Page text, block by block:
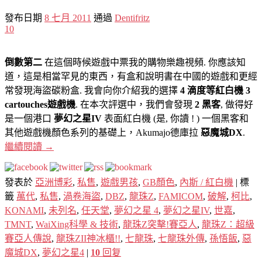
發布日期 8 七月 2011 通過 Dentifritz
10
倒數第二 在這個時候遊戲中票我的購物樂趣視頻. 你應該知
道，這是相當罕見的東西，有盒和說明書在中國的遊戲和更經
常發現海盜碳粉盒. 我會向你介紹我的選擇 4 滴度等紅白機 3
cartouches遊戲機. 在本次評選中，我們會發現 2 黑客, 做得好
是一個港口 夢幻之星IV 表面紅白機 (是, 你讀 ! ) 一個黑客和
其他遊戲機顏色系列的基礎上，Akumajo德庫拉 惡魔城DX.
繼續閱讀 →
發表於 亞洲博彩, 私售, 遊戲男孩, GB顏色, 內斯 / 紅白機 | 標
籤 萬代, 私售, 渦卷海盜, DBZ, 龍珠Z, FAMICOM, 破解, 柯比,
KONAMI, 未列名, 任天堂, 夢幻之星 4, 夢幻之星IV, 世嘉,
TMNT, WaiXing科學 & 技術, 龍珠Z突擊!賽亞人, 龍珠Z：超級
賽亞人傳說, 龍珠ZII神冰櫃!!, 七龍珠, 七龍珠外傳, 孫悟飯, 惡
魔城DX, 夢幻之星4 | 10 回复